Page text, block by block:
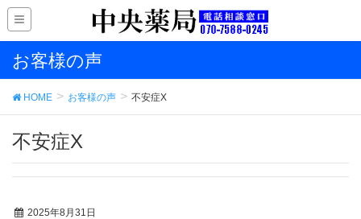
お客様の声
HOME お客様の声 不安症X
不安症X
2025年8月31日